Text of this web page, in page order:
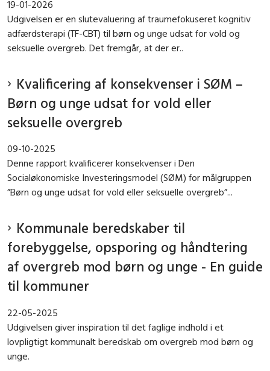
19-01-2026
Udgivelsen er en slutevaluering af traumefokuseret kognitiv
adfærdsterapi (TF-CBT) til børn og unge udsat for vold og
seksuelle overgreb. Det fremgår, at der er..
Kvalificering af konsekvenser i SØM –
Børn og unge udsat for vold eller
seksuelle overgreb
09-10-2025
Denne rapport kvalificerer konsekvenser i Den
Socialøkonomiske Investeringsmodel (SØM) for målgruppen
”Børn og unge udsat for vold eller seksuelle overgreb”...
Kommunale beredskaber til
forebyggelse, opsporing og håndtering
af overgreb mod børn og unge - En guide
til kommuner
22-05-2025
Udgivelsen giver inspiration til det faglige indhold i et
lovpligtigt kommunalt beredskab om overgreb mod børn og
unge.